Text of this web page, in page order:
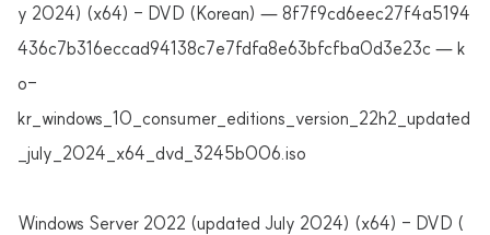
y 2024) (x64) - DVD (Korean) — 8f7f9cd6eec27f4a5194
436c7b316eccad94138c7e7fdfa8e63bfcfba0d3e23c — k
o-
kr_windows_10_consumer_editions_version_22h2_updated
_july_2024_x64_dvd_3245b006.iso
Windows Server 2022 (updated July 2024) (x64) - DVD (